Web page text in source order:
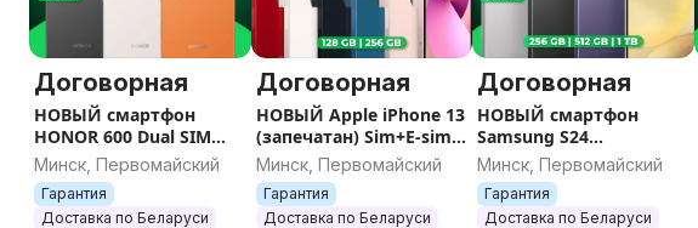
Договорная
НОВЫЙ смартфон
HONOR 600 Dual SIM
(запечатан) / Гарантия
/ Все цвета / Память
Минск, Первомайский
Гарантия
Доставка по Беларуси
Договорная
НОВЫЙ Apple iPhone 13
(запечатан) Sim+E-sim /
Гарантия / Все цвета /
Память
Минск, Первомайский
Гарантия
Доставка по Беларуси
Договорная
НОВЫЙ смартфон
Samsung S24
(запечатан) Sim+E-sim /
Гарантия / Все цвета /
Память
Минск, Первомайский
Гарантия
Доставка по Беларуси